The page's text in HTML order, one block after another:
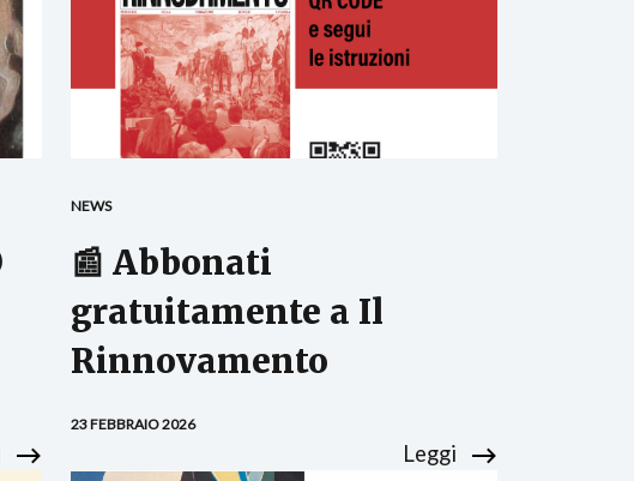
NEWS
📰 Abbonati
gratuitamente a Il
Rinnovamento
23 FEBBRAIO 2026
Leggi